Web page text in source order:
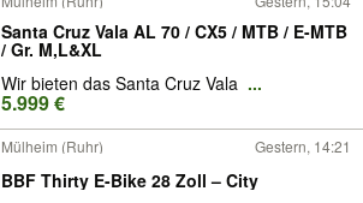
Santa Cruz Vala AL 70 / CX5 / MTB / E-MTB
/ Gr. M,L&XL
Wir bieten das Santa Cruz Vala ...
5.999 €
Mülheim (Ruhr) Gestern, 14:21
BBF Thirty E-Bike 28 Zoll – City